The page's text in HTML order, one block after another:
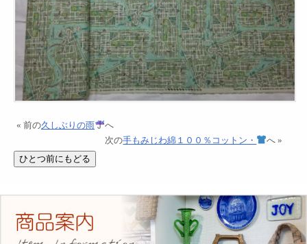
« 前の久しぶりの雨
へ
次の手もみじわ綿１００％コットン・ へ »